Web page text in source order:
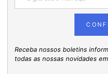
Receba nossos boletins
todas as nossas novidades